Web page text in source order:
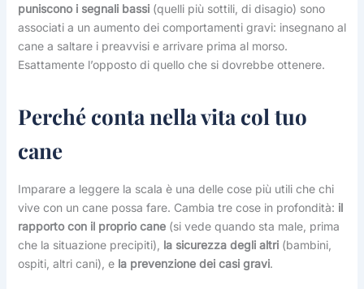
puniscono i segnali bassi(quelli più sottili, di disagio) sono
associati a un aumento dei comportamenti gravi: insegnano al
cane a saltare i preavvisi e arrivare prima al morso.
Esattamente l’opposto di quello che si dovrebbe ottenere.
Perché conta nella vita col tuo
cane
Imparare a leggere la scala è una delle cose più utili che chi
vive con un cane possa fare. Cambia tre cose in profondità: il
rapporto con il proprio cane(si vede quando sta male, prima
che la situazione precipiti), la sicurezza degli altri(bambini,
ospiti, altri cani), e la prevenzione dei casi gravi.